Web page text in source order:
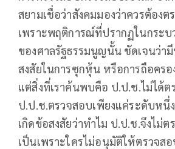
สยามเชื่อว่าสังคมมองว่าควรต้องต
เพราะพฤติการณ์ที่ปรากฏในกระ
ของศาลรัฐธรรมนูญนั้น ชัดเจนว่า
สงสัยในการซุกหุ้น หรือการถือคร
แต่สิ่งที่เราค้นพบคือ ป.ป.ช.ไม่ได้ต
ป.ป.ช.ตรวจสอบเพียงแค่ระดับหนึ่
เกิดข้อสงสัยว่าทำไม ป.ป.ช.จึงไม่ต
เป็นเพราะใครไม่อนุมัติให้ตรวจส